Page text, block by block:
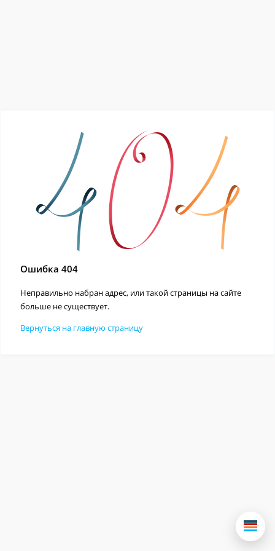
Ошибка 404
Неправильно набран адрес, или такой страницы на сайте
больше не существует.
Вернуться на главную страницу